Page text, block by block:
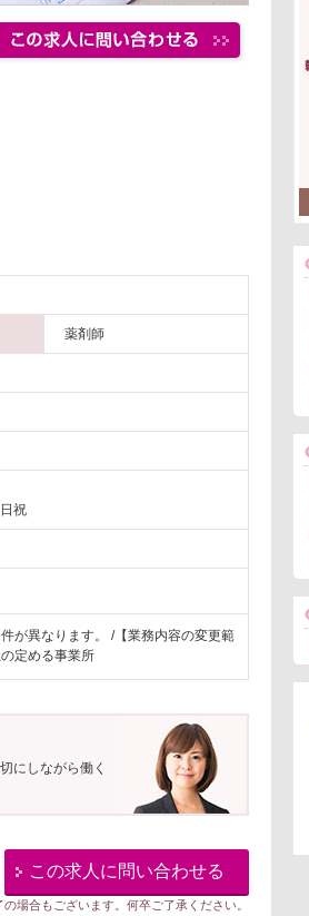
薬剤師
祝
が異なります。 /【業務内容の変更範
定める事業所
にしながら働く
この求人に問い合わせる
場合もございます。何卒ご了承ください。